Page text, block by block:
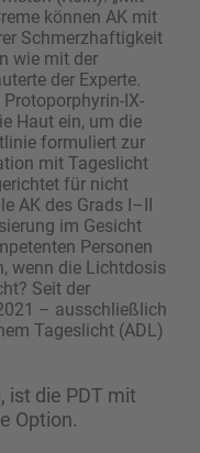
können AK mit
Schmerzhaftigkeit
wie mit der
der Experte.
IX-
Haut ein, um die
formuliert zur
mit Tageslicht
für nicht
AK des Grads I–II
im Gesicht
Personen
wenn die Lichtdosis
Seit der
– ausschließlich
Tageslicht (ADL)
ist die PDT mit
Option.